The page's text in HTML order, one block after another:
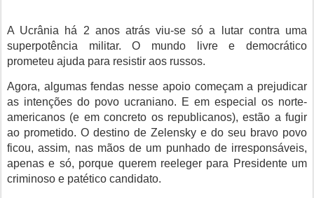
A Ucrânia há 2 anos atrás viu-se só a lutar contra uma
superpotência militar. O mundo livre e democrático
prometeu ajuda para resistir aos russos.
Agora, algumas fendas nesse apoio começam a prejudicar
as intenções do povo ucraniano. E em especial os norte-
americanos (e em concreto os republicanos), estão a fugir
ao prometido. O destino de Zelensky e do seu bravo povo
ficou, assim, nas mãos de um punhado de irresponsáveis,
apenas e só, porque querem reeleger para Presidente um
criminoso e patético candidato.